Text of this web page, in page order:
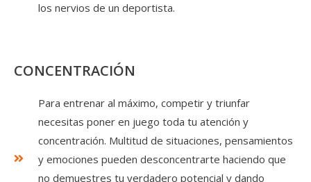
los nervios de un deportista.
CONCENTRACIÓN
Para entrenar al máximo, competir y triunfar
necesitas poner en juego toda tu atención y
concentración. Multitud de situaciones, pensamientos
y emociones pueden desconcentrarte haciendo que
no demuestres tu verdadero potencial y dando